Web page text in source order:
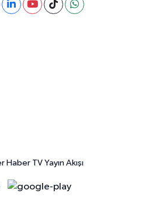
Haber TV Yayın Akışı